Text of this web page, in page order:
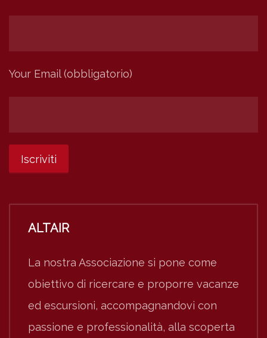
Your Email (obbligatorio)
ALTAIR
La nostra Associazione si pone come
obiettivo di ricercare e proporre vacanze
ed escursioni, accompagnandovi con
passione e professionalità, alla scoperta